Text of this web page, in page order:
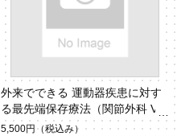
外来でできる 運動器疾患に対す
る最先端保存療法（関節外科 Vol.
43 No.14）
5,500円 （税込み）